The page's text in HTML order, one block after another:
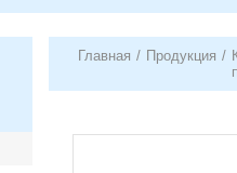
Главная / Продукция /